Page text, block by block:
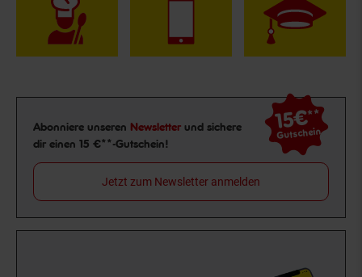
Newsletter Anmeldung
Abonniere unseren Newsletter und sichere
dir einen 15 €**-Gutschein!
15€**
Gutschein
Jetzt zum Newsletter anmelden